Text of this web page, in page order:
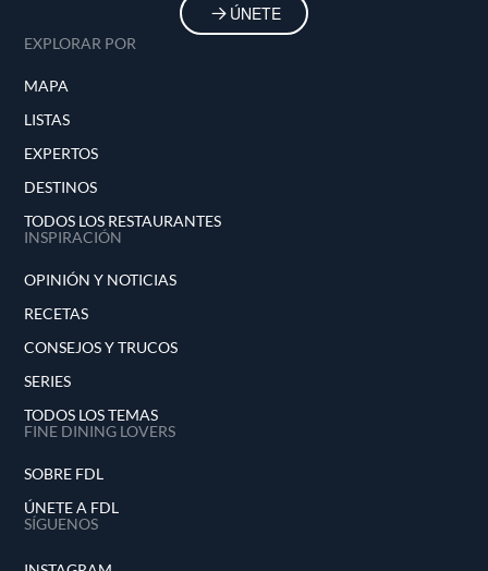
ÚNETE
EXPLORAR POR
MAPA
LISTAS
EXPERTOS
DESTINOS
TODOS LOS RESTAURANTES
INSPIRACIÓN
OPINIÓN Y NOTICIAS
RECETAS
CONSEJOS Y TRUCOS
SERIES
TODOS LOS TEMAS
FINE DINING LOVERS
SOBRE FDL
ÚNETE A FDL
SÍGUENOS